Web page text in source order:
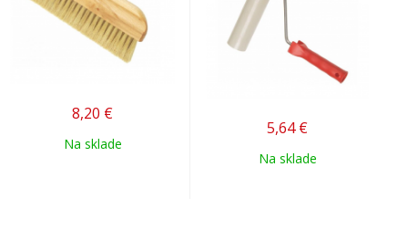
8,20 €
Na sklade
5,64 €
Na sklade